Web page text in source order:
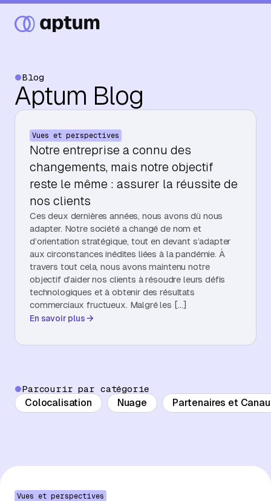
Ce que nous faisons
Nos partenaires
Ressources
Événements
À propos
Contactez-nous
Blog
Aptum Blog
Vues et perspectives
Notre entreprise a connu des
changements, mais notre objectif
reste le même : assurer la réussite de
nos clients
Ces deux dernières années, nous avons dû nous
adapter. Notre société a changé de nom et
d’orientation stratégique, tout en devant s’adapter
aux circonstances inédites liées à la pandémie. À
travers tout cela, nous avons maintenu notre
objectif d’aider nos clients à résoudre leurs défis
technologiques et à obtenir des résultats
commerciaux fructueux. Malgré les […]
En savoir plus
Parcourir par catégorie
Colocalisation Nuage Partenaires et
Vues et perspectives